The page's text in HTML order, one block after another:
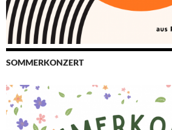
SOMMERKONZERT